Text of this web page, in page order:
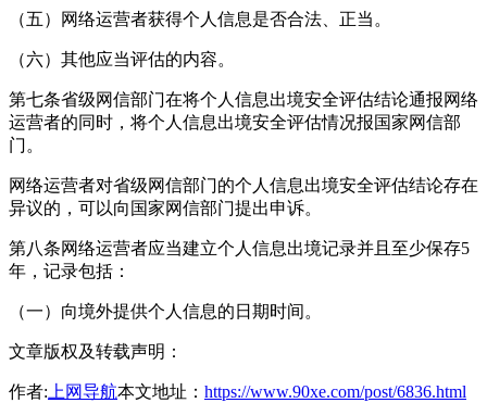
（五）网络运营者获得个人信息是否合法、正当。
（六）其他应当评估的内容。
第七条省级网信部门在将个人信息出境安全评估结论通报网络
运营者的同时，将个人信息出境安全评估情况报国家网信部
门。
网络运营者对省级网信部门的个人信息出境安全评估结论存在
异议的，可以向国家网信部门提出申诉。
第八条网络运营者应当建立个人信息出境记录并且至少保存5
年，记录包括：
（一）向境外提供个人信息的日期时间。
文章版权及转载声明：
作者: 上网导航本文地址： https://www.90xe.com/post/6836.html